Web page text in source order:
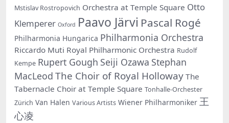
Mstislav Rostropovich Orchestra at Temple Square Otto
Klemperer Oxford Paavo Järvi Pascal Rogé
Philharmonia Hungarica Philharmonia Orchestra
Riccardo Muti Royal Philharmonic Orchestra Rudolf
Kempe Rupert Gough Seiji Ozawa Stephan
MacLeod The Choir of Royal Holloway The
Tabernacle Choir at Temple Square Tonhalle-Orchester
Zürich Van Halen Various Artists Wiener Philharmoniker 王
心凌